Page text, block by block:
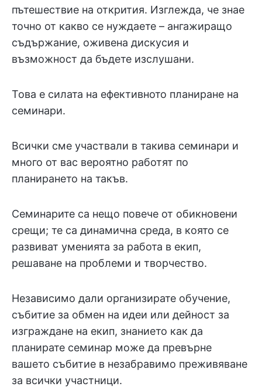
пътешествие на открития. Изглежда, че знае
точно от какво се нуждаете – ангажиращо
съдържание, оживена дискусия и
възможност да бъдете изслушани.
Това е силата на ефективното планиране на
семинари.
Всички сме участвали в такива семинари и
много от вас вероятно работят по
планирането на такъв.
Семинарите са нещо повече от обикновени
срещи; те са динамична среда, в която се
развиват уменията за работа в екип,
решаване на проблеми и творчество.
Независимо дали организирате обучение,
събитие за обмен на идеи или дейност за
изграждане на екип, знанието как да
планирате семинар може да превърне
вашето събитие в незабравимо преживяване
за всички участници.